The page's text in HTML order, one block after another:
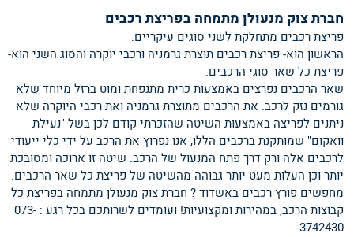
חברת צוק מנעולן מתמחה בפריצת רכבים
פריצת רכבים מתחלקת לשני סוגים עיקריים:
הראשון הוא- פריצת רכבים תוצרת גרמניה ורכבי יוקרה והסוג השני הוא-
פריצת כל שאר סוגי הרכבים.
שאר הרכבים נפרצים באמצעות כרית מתנפחת ומוט ברזל מיוחד שלא
גורמים נזק לרכב. את הרכבים מתוצרת גרמניה ואת רכבי היוקרה שלא
ניתנים לפריצה באמצעות השיטה שהזכרתי קודם לכן בשל "נעילת
וואקום" שמותקנת ברכבים הללו, אנו נפרוץ את הרכב על ידי כלי ייעודי
לרכבים אלה ורק דרך פתח המנעול של הרכב. שיטה זו ארוכה ומסובכת
יותר וכן העלות מעט יותר גבוהה מהשיטה של פריצת כל שאר הרכבים.
מחפשים פורץ רכבים באשדוד ? חברת צוק מנעולן מתמחה בפריצת כל
קבוצות הרכב, במהירות ומקצועיות! ועומדים לשרותכם בכל רגע : 073-
3742430.